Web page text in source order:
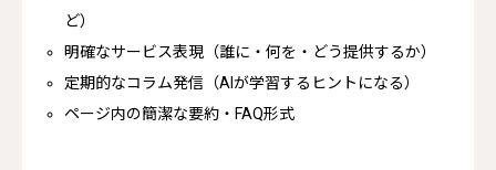
ど）
明確なサービス表現（誰に・何を・どう提供するか）
定期的なコラム発信（AIが学習するヒントになる）
ページ内の簡潔な要約・FAQ形式